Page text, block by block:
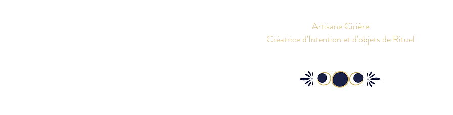
Artisane Cirière
Créatrice d'Intention et d'objets de Rituel